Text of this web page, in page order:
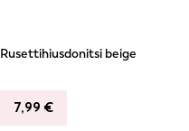
Rusettihiusdonitsi beige
7,99 €